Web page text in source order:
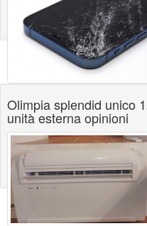
Olimpia splendid unico
unità esterna opinioni